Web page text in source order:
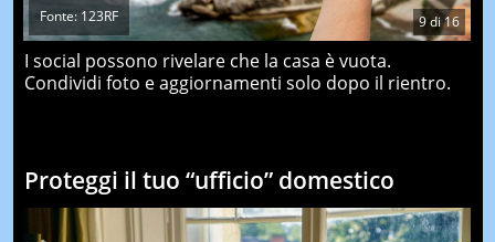
9di16
Fonte: 123RF
I social possono rivelare che la casa è vuota.
Condividi foto e aggiornamenti solo dopo il rientro.
Proteggi il tuo “ufficio” domestico